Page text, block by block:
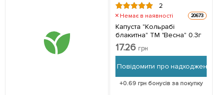
2
Немає в наявності 20673
Капуста "Кольрабі
блакитна" ТМ "Весна" 0.3г
17.26 грн
Повідомити про надходження
+0.69 грн бонусів за покупку